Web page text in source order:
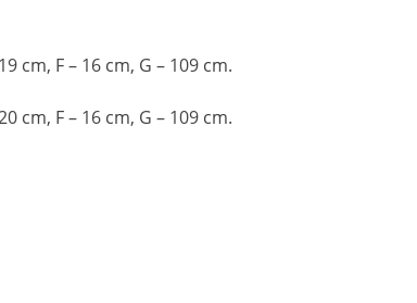
cm, F – 16 cm, G – 109 cm.
cm, F – 16 cm, G – 109 cm.